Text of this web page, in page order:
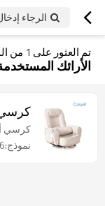
الرجاء
تم العثور على 1 من
الأرائك
كرسي
كرسي
نموذج:YTFL126